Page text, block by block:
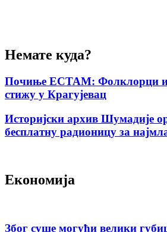
Немате куда?
Почиње ЕСТАМ: Фолклорци
стижу у Крагујевац
Историјски архив Шумадије
бесплатну радионицу за
Економија
Због суше могући велики